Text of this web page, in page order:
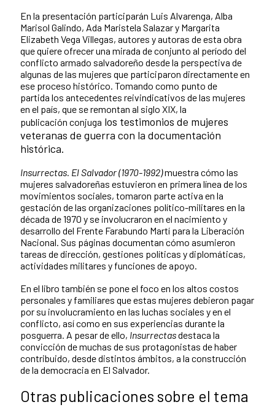
En la presentación participarán Luis Alvarenga, Alba
Marisol Galindo, Ada Maristela Salazar y Margarita
Elizabeth Vega Villegas, autores y autoras de esta obra
que quiere ofrecer una mirada de conjunto al período del
conflicto armado salvadoreño desde la perspectiva de
algunas de las mujeres que participaron directamente en
ese proceso histórico. Tomando como punto de
partida los antecedentes reivindicativos de las mujeres
en el país, que se remontan al siglo XIX, la
publicación conjuga los testimonios de mujeres
veteranas de guerra con la documentación
histórica.
Insurrectas. El Salvador (1970-1992)muestra cómo las
mujeres salvadoreñas estuvieron en primera línea de los
movimientos sociales, tomaron parte activa en la
gestación de las organizaciones político-militares en la
década de 1970 y se involucraron en el nacimiento y
desarrollo del Frente Farabundo Martí para la Liberación
Nacional. Sus páginas documentan cómo asumieron
tareas de dirección, gestiones políticas y diplomáticas,
actividades militares y funciones de apoyo.
En el libro también se pone el foco en los altos costos
personales y familiares que estas mujeres debieron pagar
por su involucramiento en las luchas sociales y en el
conflicto, así como en sus experiencias durante la
posguerra. A pesar de ello, Insurrectasdestaca la
convicción de muchas de sus protagonistas de haber
contribuido, desde distintos ámbitos, a la construcción
de la democracia en El Salvador.
Otras publicaciones sobre el tema